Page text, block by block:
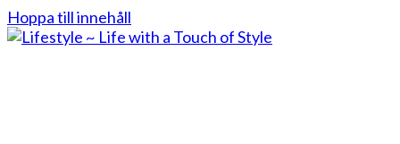
Hoppa till innehåll